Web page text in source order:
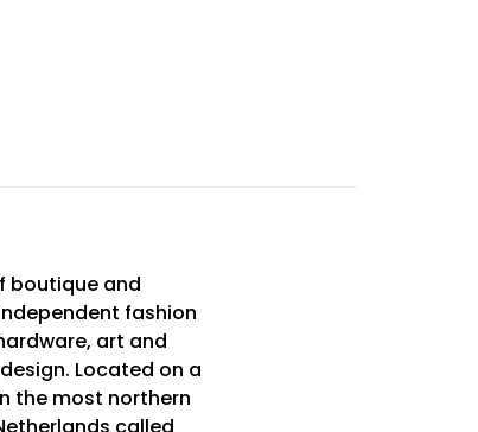
boutique and
fashion
art and
Located on a
the most northern
called